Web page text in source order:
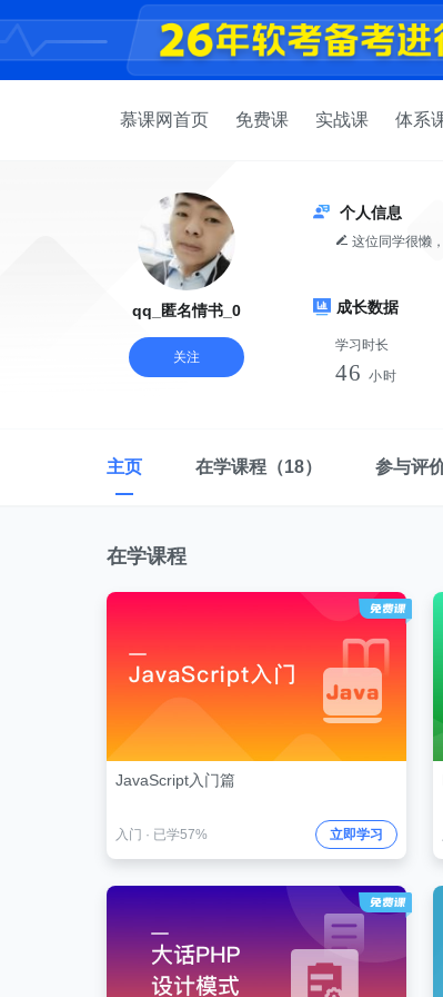
慕课网首页 免费课 实战课 体系
qq_匿名情书_0
关注
个人信息
这位同学很懒
成长数据
学习时长
46 小时
主页 在学课程 （18） 参与评
在学课程
JavaScript入门篇
入门 · 已学57% 立即学习